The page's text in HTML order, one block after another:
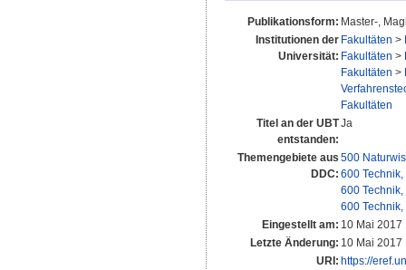
Publikationsform: Master-,
Institutionen der
Universität:
Fakultäten >
Fakultäten >
Fakultäten >
Fakultäten
Titel an der UBT
entstanden:
Ja
Themengebiete aus
DDC:
500
600
600
600
Eingestellt am: 10 Mai 2017
Letzte Änderung: 10 Mai 2017
URI: https://